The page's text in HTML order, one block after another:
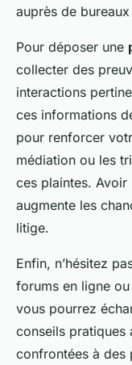
auprès de
Pour déposer une
collecter des
interactions
ces informations
pour renforcer
médiation ou les
ces plaintes.
augmente les
litige.
Enfin, n’hésitez
forums en ligne
vous pourrez
conseils pratiques
confrontées à des